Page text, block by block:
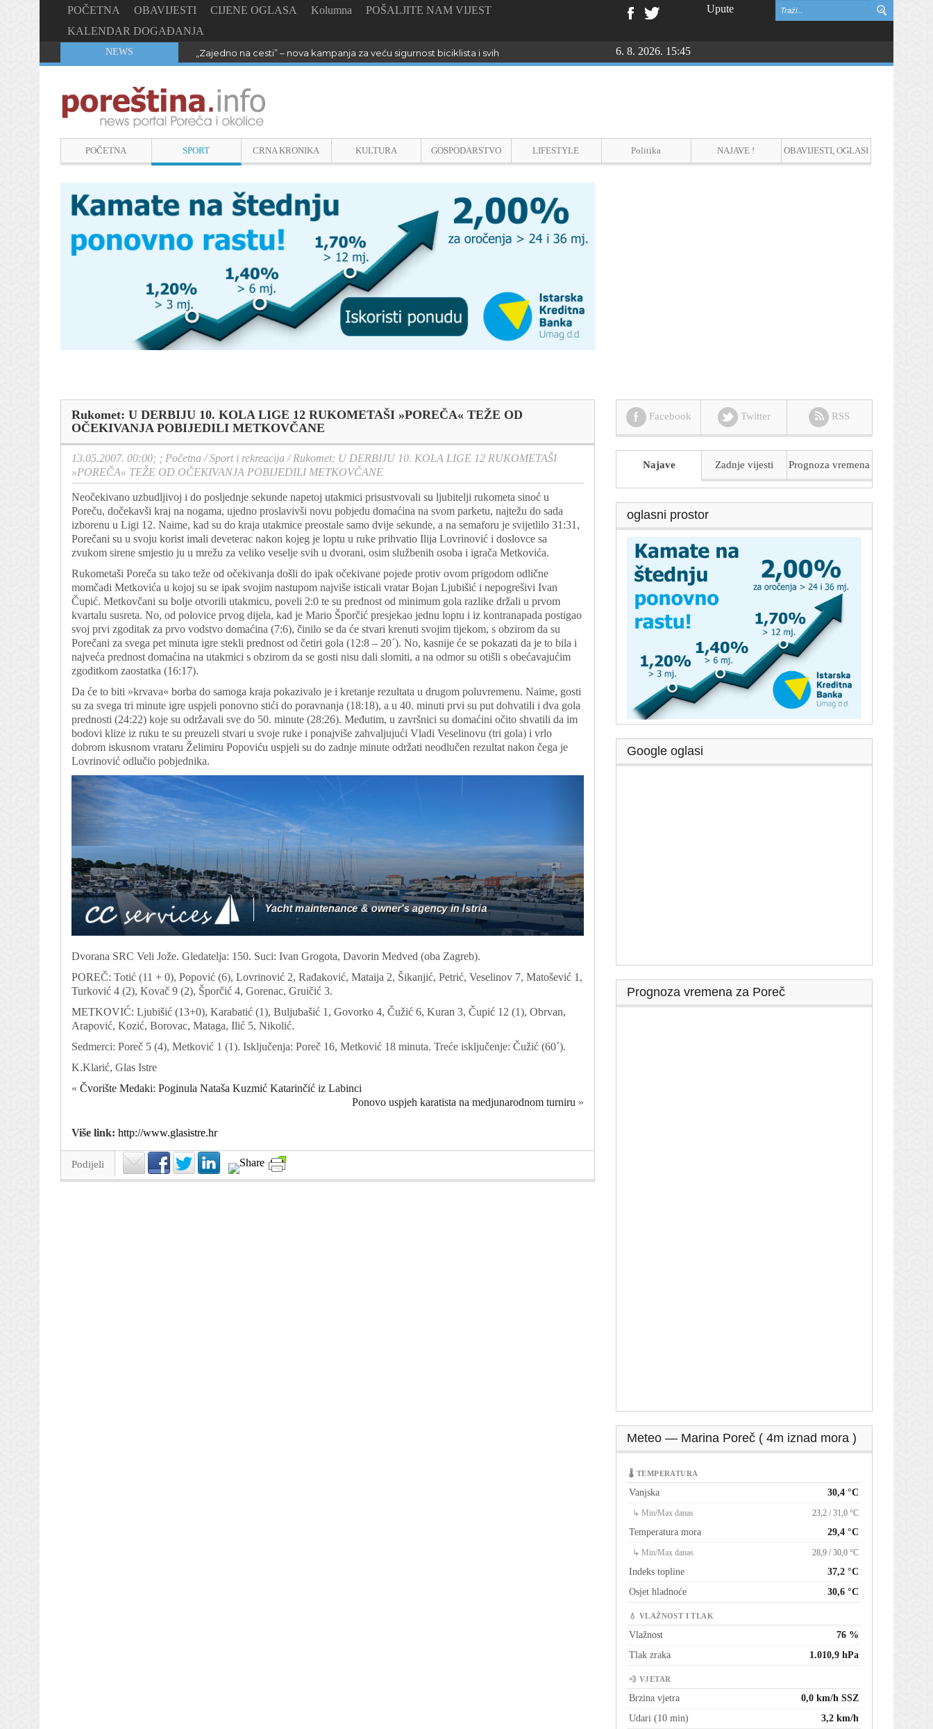
POČETNA OBAVIJESTI CIJENE OGLASA Kolumna
POŠALJITE NAM VIJEST
KALENDAR DOGAĐANJA
Upute
NEWS „Zajedno na cesti” – nova kampanja za veću sigurnost biciklista i svih sudionika u prometu u Istri6. 8. 2026. 15:45
POČETNA SPORT CRNA KRONIKA KULTURA GOSPODARSTVO LIFESTYLE Politika NAJAVE ! OBAVIJESTI, OGLASI
Rukomet: U DERBIJU 10. KOLA LIGE 12 RUKOMETAŠI »POREČA« TEŽE OD
OČEKIVANJA POBIJEDILI METKOVČANE
13.05.2007. 00:00; ; Početna /Sport i rekreacija /Rukomet: U DERBIJU 10. KOLA LIGE 12 RUKOMETAŠI
»POREČA« TEŽE OD OČEKIVANJA POBIJEDILI METKOVČANE
Neočekivano uzbudljivoj i do posljednje sekunde napetoj utakmici prisustvovali su ljubitelji rukometa sinoć u
Poreču, dočekavši kraj na nogama, ujedno proslavivši novu pobjedu domaćina na svom parketu, najtežu do sada
izborenu u Ligi 12. Naime, kad su do kraja utakmice preostale samo dvije sekunde, a na semaforu je svijetlilo 31:31,
Porečani su u svoju korist imali deveterac nakon kojeg je loptu u ruke prihvatio Ilija Lovrinović i doslovce sa
zvukom sirene smjestio ju u mrežu za veliko veselje svih u dvorani, osim službenih osoba i igrača Metkovića.
Rukometaši Poreča su tako teže od očekivanja došli do ipak očekivane pojede protiv ovom prigodom odlične
momčadi Metkovića u kojoj su se ipak svojim nastupom najviše isticali vratar Bojan Ljubišić i nepogrešivi Ivan
Čupić. Metkovčani su bolje otvorili utakmicu, poveli 2:0 te su prednost od minimum gola razlike držali u prvom
kvartalu susreta. No, od polovice prvog dijela, kad je Mario Šporčić presjekao jednu loptu i iz kontranapada postigao
svoj prvi zgoditak za prvo vodstvo domaćina (7:6), činilo se da će stvari krenuti svojim tijekom, s obzirom da su
Porečani za svega pet minuta igre stekli prednost od četiri gola (12:8 – 20´). No, kasnije će se pokazati da je to bila i
najveća prednost domaćina na utakmici s obzirom da se gosti nisu dali slomiti, a na odmor su otišli s obećavajućim
zgoditkom zaostatka (16:17).
Da će to biti »krvava« borba do samoga kraja pokazivalo je i kretanje rezultata u drugom poluvremenu. Naime, gosti
su za svega tri minute igre uspjeli ponovno stići do poravnanja (18:18), a u 40. minuti prvi su put dohvatili i dva gola
prednosti (24:22) koje su održavali sve do 50. minute (28:26). Međutim, u završnici su domaćini očito shvatili da im
bodovi klize iz ruku te su preuzeli stvari u svoje ruke i ponajviše zahvaljujući Vladi Veselinovu (tri gola) i vrlo
dobrom iskusnom vrataru Želimiru Popoviću uspjeli su do zadnje minute održati neodlučen rezultat nakon čega je
Lovrinović odlučio pobjednika.
Dvorana SRC Veli Jože. Gledatelja: 150. Suci: Ivan Grogota, Davorin Medved (oba Zagreb).
POREČ: Totić (11 + 0), Popović (6), Lovrinović 2, Rađaković, Mataija 2, Šikanjić, Petrić, Veselinov 7, Matošević 1,
Turković 4 (2), Kovač 9 (2), Šporčić 4, Gorenac, Gruičić 3.
METKOVIĆ: Ljubišić (13+0), Karabatić (1), Buljubašić 1, Govorko 4, Čužić 6, Kuran 3, Čupić 12 (1), Obrvan,
Arapović, Kozić, Borovac, Mataga, Ilić 5, Nikolić.
Sedmerci: Poreč 5 (4), Metković 1 (1). Isključenja: Poreč 16, Metković 18 minuta. Treće isključenje: Čužić (60´).
K.Klarić, Glas Istre
« Čvorište Medaki: Poginula Nataša Kuzmić Katarinčić iz Labinci
Ponovo uspjeh karatista na medjunarodnom turniru »
Više link: http://www.glasistre.hr
Podijeli
Facebook Twitter RSS
Najave Zadnje vijesti Prognoza vremena
oglasni prostor
Google oglasi
Prognoza vremena za Poreč
Meteo — Marina Poreč ( 4m iznad mora )
🌡 TEMPERATURA
Vanjska 30,4 °C
↳ Min/Max danas 23,2 / 31,0 °C
Temperatura mora 29,4 °C
↳ Min/Max danas 28,9 / 30,0 °C
Indeks topline
37,2 °C
Osjet hladnoće
30,6 °C
💧 VLAŽNOST I TLAK
Vlažnost
76 %
Tlak zraka
1.010,9 hPa
💨 VJETAR
Brzina vjetra
0,0 km/h SSZ
Udari (10 min)
3,2 km/h